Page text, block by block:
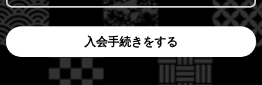
入会手続きをする